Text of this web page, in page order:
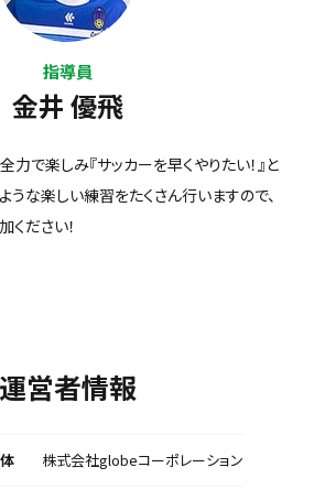
指導員
金井 優飛
で楽しみ『サッカーを早くやりたい！』と
うな楽しい練習をたくさん行いますので、
ださい！
運営者情報
株式会社globeコーポレーション